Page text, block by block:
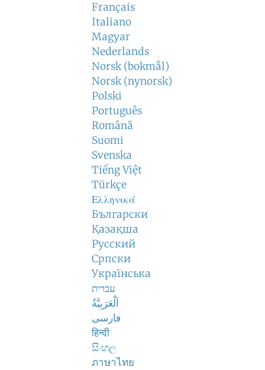
Français
Italiano
Magyar
Nederlands
Norsk (bokmål)
Norsk (nynorsk)
Polski
Português
Română
Suomi
Svenska
Tiếng Việt
Türkçe
Ελληνικά
Български
Қазақша
Русский
Српски
Українська
עברית
اَلْعَرَبِيَّةُ
فارسی
हिन्दी
සිංහල
ภาษาไทย